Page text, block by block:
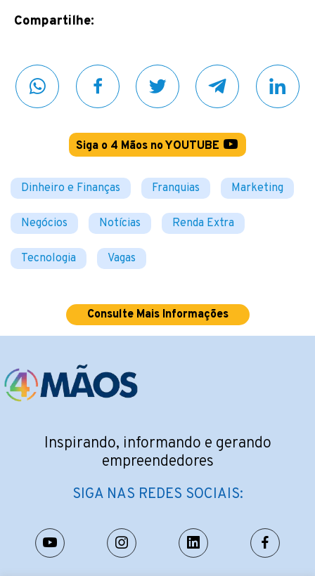
Compartilhe:
Siga o 4 Mãos no YOUTUBE
Dinheiro e Finanças Franquias Marketing
Negócios Notícias Renda Extra
Tecnologia Vagas
Consulte Mais Informações
Inspirando, informando e gerando
empreendedores
SIGA NAS REDES SOCIAIS: